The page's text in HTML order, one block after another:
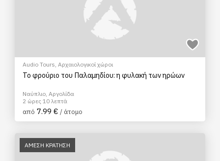
Audio Tours, Αρχαιολογικοί χώροι
Το φρούριο του Παλαμηδίου: η φυλακή των ηρώων
Ναύπλιο, Αργολίδα
2 ώρες 10 λεπτά
από 7.99 € / άτομο
ΑΜΕΣΗ ΚΡΑΤΗΣΗ